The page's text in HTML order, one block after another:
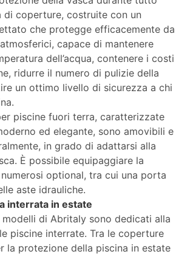
di coperture, costruite con un
che protegge efficacemente da
capace di mantenere
dell’acqua, contenere i costi
ridurre il numero di pulizie della
un ottimo livello di sicurezza a chi
piscine fuori terra, caratterizzate
ed elegante, sono amovibili e
in grado di adattarsi alla
È possibile equipaggiare la
optional, tra cui una porta
aste idrauliche.
interrata in estate
di Abritaly sono dedicati alla
piscine interrate. Tra le coperture
la protezione della piscina in estate